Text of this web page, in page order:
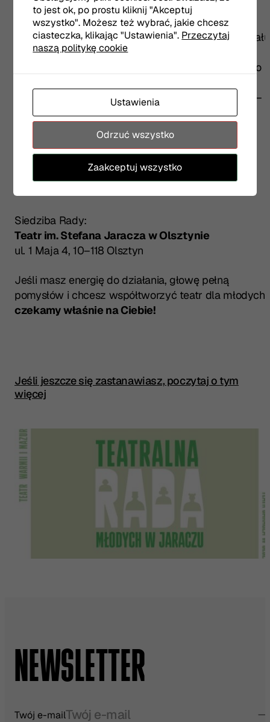
edukacja@teatr.olsztyn.pl
Zgłoszenia trafią do Komisji Rekrutacyjnej,
która wybierze kandydatów zaproszonych do udziału
w Radzie.
Warunkiem uczestnictwa jest złożenie podpisanego
na publikację wizerunku (dla osób niepełnoletnich –
podpis rodzica/opiekuna).
Gdzie działamy?
Siedziba Rady:
Teatr im. Stefana Jaracza w Olsztynie
ul. 1 Maja 4, 10–118 Olsztyn
Jeśli masz energię do działania, głowę pełną
pomysłów i chcesz współtworzyć teatr dla młodych
czekamy właśnie na Ciebie!
Jeśli jeszcze się zastanawiasz, poczytaj o tym
więcej
NEWSLETTER
Twój e-mail
to jest ok, po prostu kliknij "Akceptuj
wszystko". Możesz też wybrać, jakie chcesz
ciasteczka, klikając "Ustawienia". Przeczytaj
naszą politykę cookie
Ustawienia
Odrzuć wszystko
Zaakceptuj wszystko